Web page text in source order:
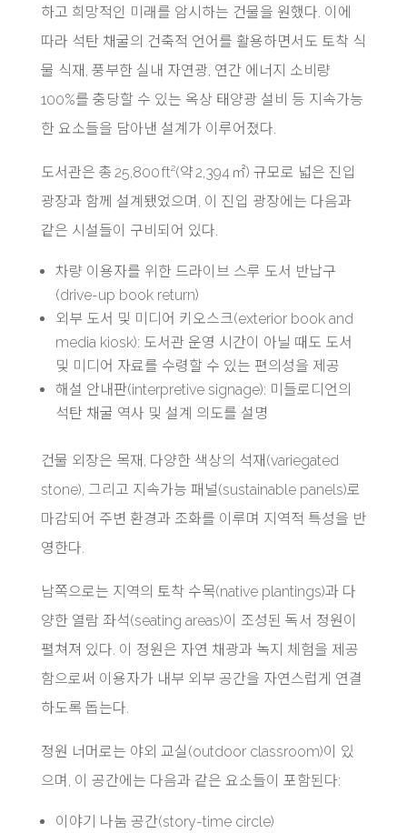
하고 희망적인 미래를 암시하는 건물을 원했다. 이에
따라 석탄 채굴의 건축적 언어를 활용하면서도 토착 식
물 식재, 풍부한 실내 자연광, 연간 에너지 소비량
100%를 충당할 수 있는 옥상 태양광 설비 등 지속가능
한 요소들을 담아낸 설계가 이루어졌다.
도서관은 총 25,800 ft²(약 2,394 ㎡) 규모로 넓은 진입
광장과 함께 설계됐었으며, 이 진입 광장에는 다음과
같은 시설들이 구비되어 있다.
차량 이용자를 위한 드라이브 스루 도서 반납구
(drive-up book return)
외부 도서 및 미디어 키오스크(exterior book and
media kiosk): 도서관 운영 시간이 아닐 때도 도서
및 미디어 자료를 수령할 수 있는 편의성을 제공
해설 안내판(interpretive signage): 미들로디언의
석탄 채굴 역사 및 설계 의도를 설명
건물 외장은 목재, 다양한 색상의 석재(variegated
stone), 그리고 지속가능 패널(sustainable panels)로
마감되어 주변 환경과 조화를 이루며 지역적 특성을 반
영한다.
남쪽으로는 지역의 토착 수목(native plantings)과 다
양한 열람 좌석(seating areas)이 조성된 독서 정원이
펼쳐져 있다. 이 정원은 자연 채광과 녹지 체험을 제공
함으로써 이용자가 내부 외부 공간을 자연스럽게 연결
하도록 돕는다.
정원 너머로는 야외 교실(outdoor classroom)이 있
으며, 이 공간에는 다음과 같은 요소들이 포함된다:
이야기 나눔 공간(story-time circle)